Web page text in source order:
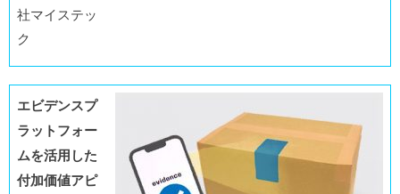
社マイステッ
ク
エビデンスプ
ラットフォー
ムを活用した
付加価値アピ